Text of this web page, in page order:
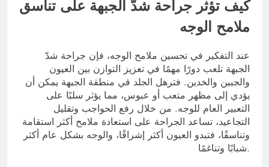
كيف تؤثر جراحة شدّ الجبهة على تناسق
ملامح الوجه
عند التفكير في تحسين ملامح الوجه، فإن جراحة شدّ
الجبهة تلعب دورًا مهمًا في تعزيز التوازن بين العيون
والجبين والخدين. فترهل الجلد في منطقة الجبهة يمكن أن
يؤدي إلى مظهر متعب أو عبوس، مما يؤثر سلبًا على
التعبير العام للوجه. من خلال رفع الحواجب وتقليل
التجاعيد، تساعد الجراحة على استعادة ملامح أكثر استقامة
وتناسقًا، فتبدو العيون أكثر إشراقًا، والوجه بشكل عام أكثر
شبابًا وتناغمًا.